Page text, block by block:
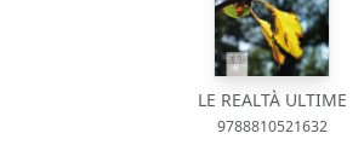
LE REALTÀ ULTIME
9788810521632